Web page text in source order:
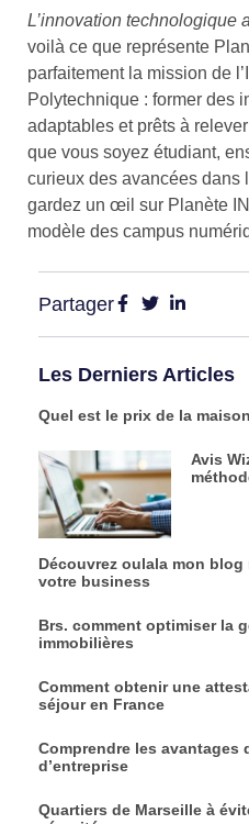
L’innovation technologique
voilà ce que représente
parfaitement la mission de
Polytechnique : former des
adaptables et prêts à
que vous soyez étudiant,
curieux des avancées dans
gardez un œil sur Planète
modèle des campus
Partager
Les Derniers Articles
Quel est le prix de la
Avis
Découvrez oulala mon
votre business
Brs. comment optimiser la
immobilières
Comment obtenir une
séjour en France
Comprendre les avantages
d’entreprise
Quartiers de Marseille à